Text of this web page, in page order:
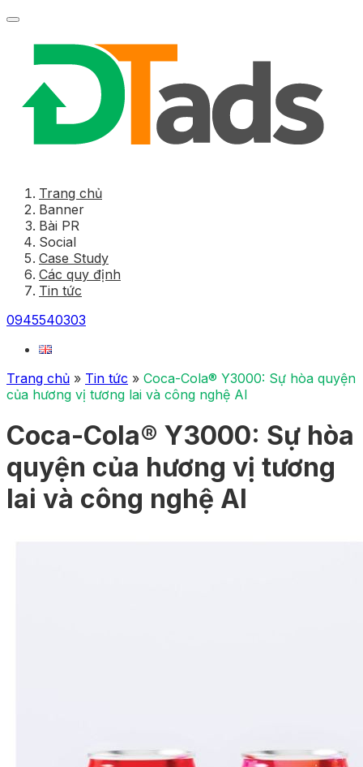
Trang chủ
Banner
Bài PR
Social
Case Study
Các quy định
Tin tức
0945540303
Trang chủ » Tin tức » Coca-Cola® Y3000: Sự hòa quyện
của hương vị tương lai và công nghệ AI
Coca-Cola® Y3000: Sự hòa
quyện của hương vị tương
lai và công nghệ AI